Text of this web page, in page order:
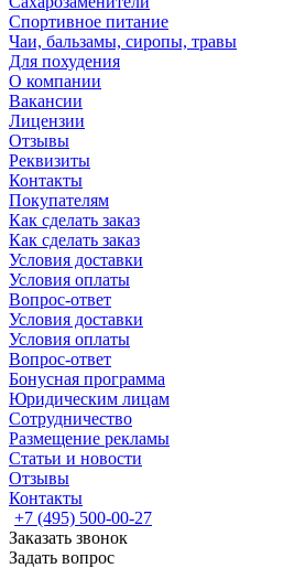
Спортивное питание
Чаи, бальзамы, сиропы, травы
Для похудения
О компании
Вакансии
Лицензии
Отзывы
Реквизиты
Контакты
Покупателям
Как сделать заказ
Как сделать заказ
Условия доставки
Условия оплаты
Вопрос-ответ
Условия доставки
Условия оплаты
Вопрос-ответ
Бонусная программа
Юридическим лицам
Сотрудничество
Размещение рекламы
Статьи и новости
Отзывы
Контакты
+7 (495) 500-00-27
Заказать звонок
Задать вопрос